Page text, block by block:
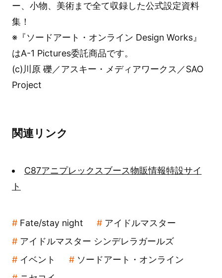
ー、小物、美術まで全て収録した公式設定資料
集！
※『ソードアート・オンライン Design Works』
はA-1 Pictures委託商品です。
(c)川原 礫／アスキー・メディアワークス／SAO
Project
関連リンク
C87アニプレックスブース物販情報特設サイ
ト
Fate/stay night
アイドルマスター
アイドルマスター シンデレラガールズ
イベント
ソードアート・オンライン